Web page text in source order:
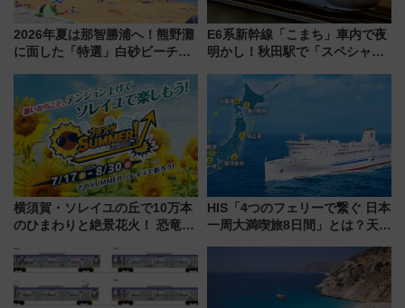
2026年夏は那智勝浦へ！熊野灘
に面した「特選」白砂ビーチは
会」は8月11日開催！
E6系新幹線「こまち」車内で夜
明かし！秋田駅で「スペシャル
法は？
横須賀・ソレイユの丘で10万本
のひまわりと絶景花火！ 恐竜や
帰りお出かけ最新情報（2026年
7月17日～開催）
HIS「4つのフェリーで繋ぐ 日本
一周大満喫旅8日間」とは？天橋
の絶景＆限定グルメを網羅！煩
雑な手続きも不要でお手軽に楽
しめるプランが登場